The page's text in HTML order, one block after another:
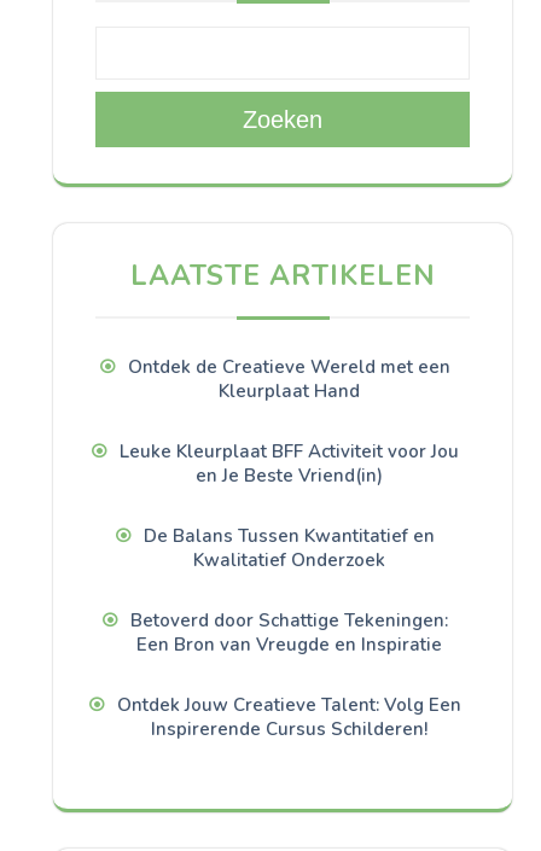
Zoeken
LAATSTE ARTIKELEN
Ontdek de Creatieve Wereld met een
Kleurplaat Hand
Leuke Kleurplaat BFF Activiteit voor Jou
en Je Beste Vriend(in)
De Balans Tussen Kwantitatief en
Kwalitatief Onderzoek
Betoverd door Schattige Tekeningen:
Een Bron van Vreugde en Inspiratie
Ontdek Jouw Creatieve Talent: Volg Een
Inspirerende Cursus Schilderen!